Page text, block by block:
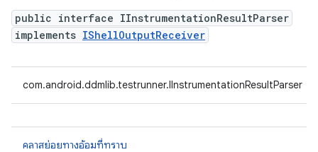
public interface IInstrumentationResultParser
implements IShellOutputReceiver
com.android.ddmlib.testrunner.IInstrumentationResultParser
คลาสย่อยทางอ้อมที่ทราบ